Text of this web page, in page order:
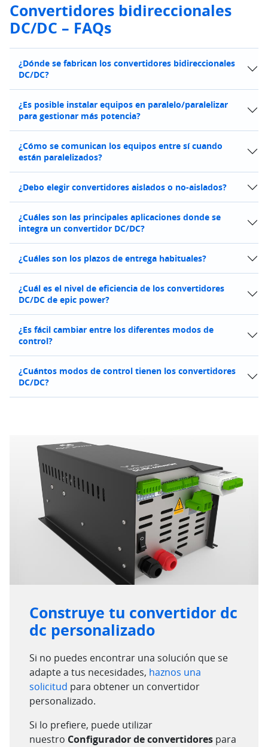
Convertidores bidireccionales
DC/DC – FAQs
¿Dónde se fabrican los convertidores bidireccionales
DC/DC?
¿Es posible instalar equipos en paralelo/paralelizar
para gestionar más potencia?
¿Cómo se comunican los equipos entre sí cuando
están paralelizados?
¿Debo elegir convertidores aislados o no-aislados?
¿Cuáles son las principales aplicaciones donde se
integra un convertidor DC/DC?
¿Cuáles son los plazos de entrega habituales?
¿Cuál es el nivel de eficiencia de los convertidores
DC/DC de epic power?
¿Es fácil cambiar entre los diferentes modos de
control?
¿Cuántos modos de control tienen los convertidores
DC/DC?
Construye tu convertidor dc
dc personalizado
Si no puedes encontrar una solución que se
adapte a tus necesidades, haznos una
solicitud para obtener un convertidor
personalizado.
Si lo prefiere, puede utilizar
nuestro Configurador de convertidores para